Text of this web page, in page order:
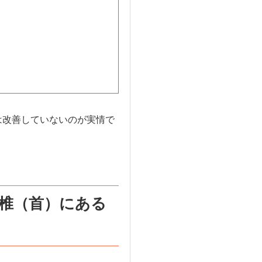
善していないのが実情で
（首）にある